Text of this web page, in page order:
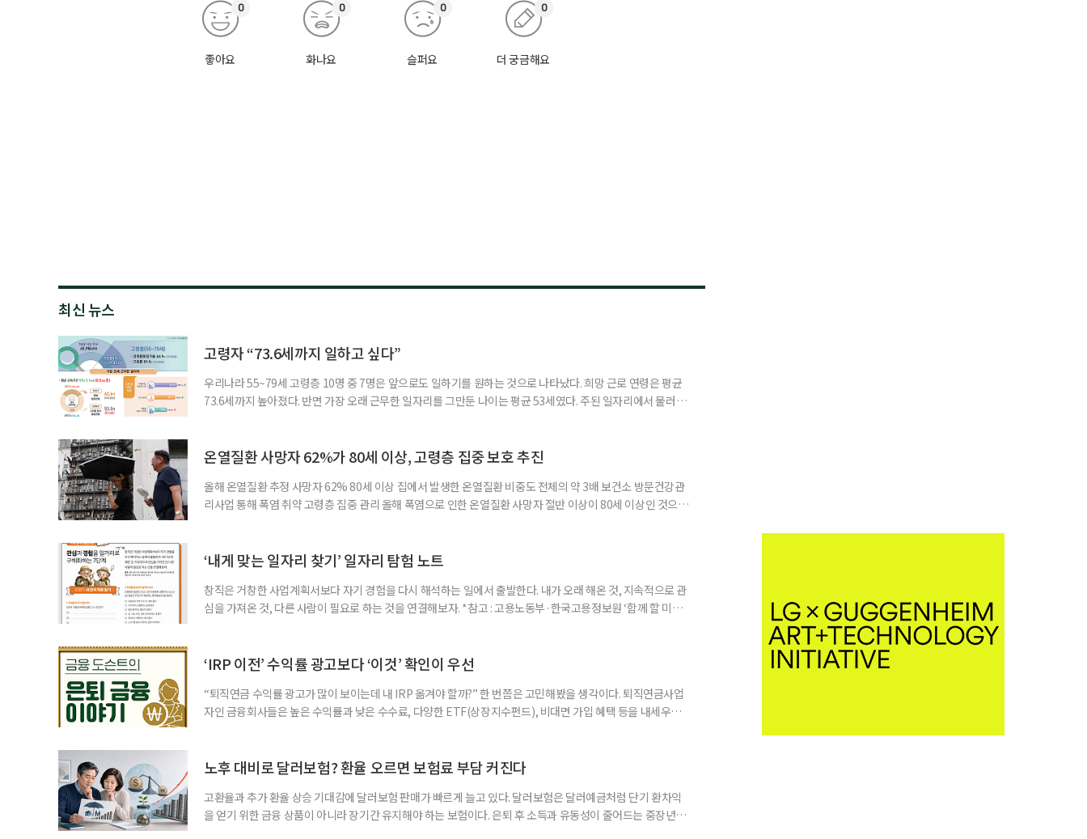
좋아요
0
화나요
0
슬퍼요
0
더 궁금해요
0
최신 뉴스
고령자 “73.6세까지 일하고 싶다”
우리나라 55~79세 고령층 10명 중 7명은 앞으로도 일하기를 원하는 것으로 나타났다. 희망 근로 연령은 평균
73.6세까지 높아졌다. 반면 가장 오래 근무한 일자리를 그만둔 나이는 평균 53세였다. 주된 일자리에서 물러난
7000명으로, 1년 전보다 57만 명 증가했다. 15세 이상 인구에서 차지하는 비중은
온열질환 사망자 62%가 80세 이상, 고령층 집중 보호 추진
올해 온열질환 추정 사망자 62% 80세 이상 집에서 발생한 온열질환 비중도 전체의 약 3배 보건소 방문건강관
리사업 통해 폭염 취약 고령층 집중 관리 올해 폭염으로 인한 온열질환 사망자 절반 이상이 80세 이상인 것으로
고령층은 825명(33.8%), 80세 이상은 300명(12.3%)으로 집계됐다. 연령별 환자 수
‘내게 맞는 일자리 찾기’ 일자리 탐험 노트
창직은 거창한 사업계획서보다 자기 경험을 다시 해석하는 일에서 출발한다. 내가 오래 해온 것, 지속적으로 관
심을 가져온 것, 다른 사람이 필요로 하는 것을 연결해보자. *참고 : 고용노동부·한국고용정보원 ‘함께 할 미래
2._______________ 3._______________ ▷ 그중 내가 직접 해볼 만
‘IRP 이전’ 수익률 광고보다 ‘이것’ 확인이 우선
“퇴직연금 수익률 광고가 많이 보이는데 내 IRP 옮겨야 할까?” 한 번쯤은 고민해봤을 생각이다. 퇴직연금사업
자인 금융회사들은 높은 수익률과 낮은 수수료, 다양한 ETF(상장지수펀드), 비대면 가입 혜택 등을 내세우며
사들이 내세우는 퇴직연금 수익률은 눈에 잘 들어온다. 하지만 수익률 숫자는 기준에 따라달라질 수 있다.
노후 대비로 달러보험? 환율 오르면 보험료 부담 커진다
고환율과 추가 환율 상승 기대감에 달러보험 판매가 빠르게 늘고 있다. 달러보험은 달러예금처럼 단기 환차익
을 얻기 위한 금융 상품이 아니라 장기간 유지해야 하는 보험이다. 은퇴 후 소득과 유동성이 줄어드는 중장년층